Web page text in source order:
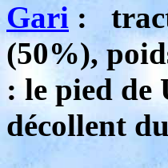
Gari :
(50%),
: le pied de
décollent